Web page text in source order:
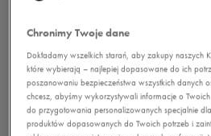
Chronimy Twoje dane
Dokładamy wszelkich starań, aby zakupy naszych
które wybierają – najlepiej dopasowane do ich
poszanowaniu bezpieczeństwa wszystkich danych
chcesz, abyśmy wykorzystywali informacje o
do przygotowania personalizowanych specjalnie
produktów dopasowanych do Twoich potrzeb i